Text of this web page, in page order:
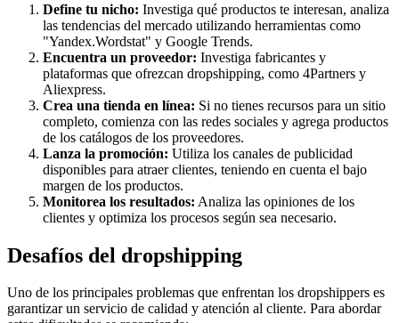
Define tu nicho: Investiga qué productos te interesan, analiza
las tendencias del mercado utilizando herramientas como
"Yandex.Wordstat" y Google Trends.
Encuentra un proveedor: Investiga fabricantes y
plataformas que ofrezcan dropshipping, como 4Partners y
Aliexpress.
Crea una tienda en línea: Si no tienes recursos para un sitio
completo, comienza con las redes sociales y agrega productos
de los catálogos de los proveedores.
Lanza la promoción: Utiliza los canales de publicidad
disponibles para atraer clientes, teniendo en cuenta el bajo
margen de los productos.
Monitorea los resultados: Analiza las opiniones de los
clientes y optimiza los procesos según sea necesario.
Desafíos del dropshipping
Uno de los principales problemas que enfrentan los dropshippers es
garantizar un servicio de calidad y atención al cliente. Para abordar